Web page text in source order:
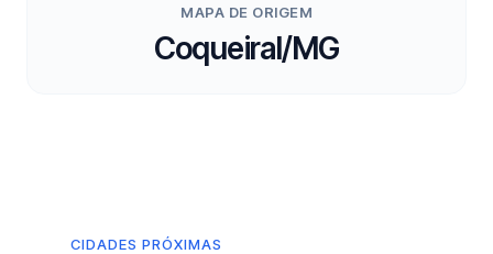
MAPA DE ORIGEM
Coqueiral/MG
CIDADES PRÓXIMAS